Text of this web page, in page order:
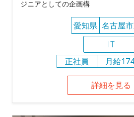
ジニアとしての企画構
愛知県 名古屋
IT
正社員
月給
詳細を見る